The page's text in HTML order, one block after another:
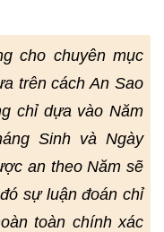
cho chuyên mục
trên cách An Sao
chỉ dựa vào Năm
Sinh và Ngày
an theo Năm sẽ
sự luận đoán chỉ
toàn chính xác